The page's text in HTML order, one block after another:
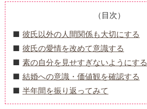
（目次）
彼氏以外の人間関係も大切にする
彼氏の愛情を改めて意識する
素の自分を見せすぎないようにする
結婚への意識・価値観を確認する
半年間を振り返ってみて